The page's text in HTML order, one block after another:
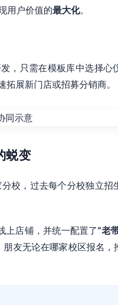
用户价值的最大化。
，只需在模板库中选择心
展新门店或招募分销商。
蜕变
校，过去每个分校独立招
上店铺，并统一配置了“老
友无论在哪家校区报名